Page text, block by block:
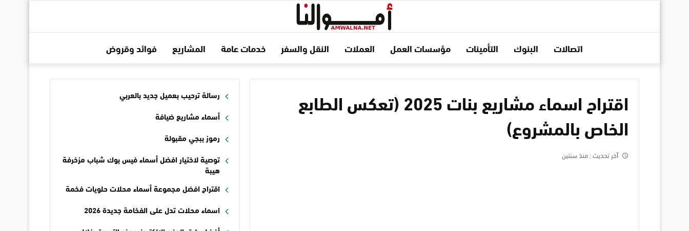
اتصالات البنوك التأمينات مؤسسات العمل العملات النقل والسفر خدمات عامة المشاريع فوائد وقروض
اقتراح اسماء مشاريع بنات 2025 (تعكس الطابع
الخاص بالمشروع)
آخر تحديث :منذ سنتين
رسالة ترحيب بعميل جديد بالعربي
أسماء مشاريع ضيافة
رموز ببجي مقبولة
توصية لاختيار افضل أسماء فيس بوك شباب مزخرفة
هيبة
اقتراح افضل مجموعة أسماء محلات حلويات فخمة
اسماء محلات تدل على الفخامة جديدة 2026